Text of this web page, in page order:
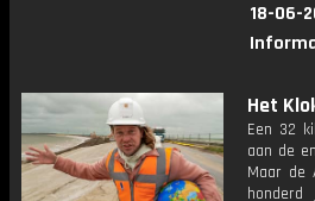
18-06-
Het
Een 32
aan de
Maar de